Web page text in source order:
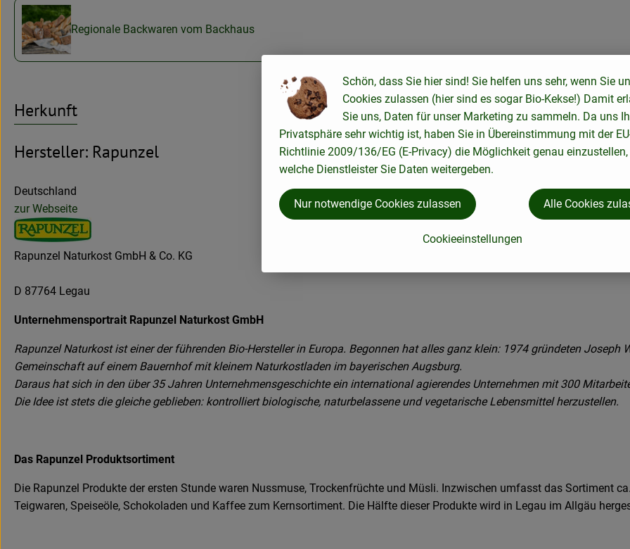
Regionale Backwaren vom Backhaus
Herkunft
Hersteller: Rapunzel
Deutschland
zur Webseite
Rapunzel Naturkost GmbH & Co. KG
D 87764 Legau
Unternehmensportrait Rapunzel Naturkost GmbH
Rapunzel Naturkost ist einer der führenden Bio-Hersteller in Europa. Begonnen hat alles ganz klein: 1974 gründeten Joseph
Gemeinschaft auf einem Bauernhof mit kleinem Naturkostladen im bayerischen Augsburg.
Daraus hat sich in den über 35 Jahren Unternehmensgeschichte ein international agierendes Unternehmen mit 300
Die Idee ist stets die gleiche geblieben: kontrolliert biologische, naturbelassene und vegetarische Lebensmittel herzustellen.
Das Rapunzel Produktsortiment
Die Rapunzel Produkte der ersten Stunde waren Nussmuse, Trockenfrüchte und Müsli. Inzwischen umfasst das Sortiment
Teigwaren, Speiseöle, Schokoladen und Kaffee zum Kernsortiment. Die Hälfte dieser Produkte wird in Legau im Allgäu
Schön, dass Sie hier sind! Sie helfen uns sehr, wenn Sie
Cookies zulassen (hier sind es sogar Bio-Kekse!) Damit
Sie uns, Daten für unser Marketing zu sammeln. Da uns
Privatsphäre sehr wichtig ist, haben Sie in Übereinstimmung mit der
Richtlinie 2009/136/EG (E-Privacy) die Möglichkeit genau einzustellen,
welche Dienstleister Sie Daten weitergeben.
Cookieeinstellungen
Nur notwendige Cookies zulassen Alle Cookies